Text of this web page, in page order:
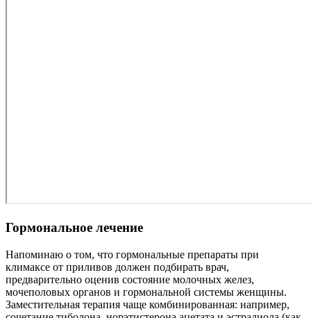
Гормональное лечение
Напоминаю о том, что гормональные препараты при
климаксе от приливов должен подбирать врач,
предварительно оценив состояние молочных желез,
мочеполовых органов и гормональной системы женщины.
Заместительная терапия чаще комбинированная: например,